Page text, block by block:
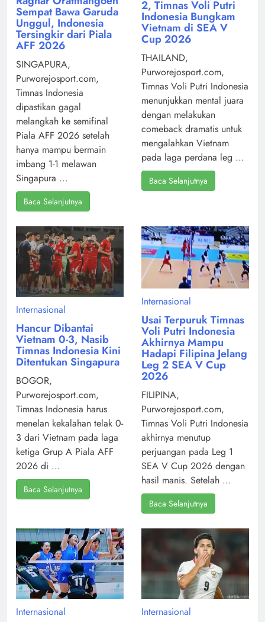
Sempat Bawa Garuda
Unggul, Indonesia
Tersingkir dari Piala
AFF 2026
SINGAPURA,
Purworejosport.com,
Timnas Indonesia
dipastikan gagal
melangkah ke semifinal
Piala AFF 2026 setelah
hanya mampu bermain
imbang 1-1 melawan
Singapura ...
Baca Selanjutnya
2, Timnas Voli Putri
Indonesia Bungkam
Vietnam di SEA V
Cup 2026
THAILAND,
Purworejosport.com,
Timnas Voli Putri Indonesia
menunjukkan mental juara
dengan melakukan
comeback dramatis untuk
mengalahkan Vietnam
pada laga perdana leg ...
Baca Selanjutnya
Internasional
Hancur Dibantai
Vietnam 0-3, Nasib
Timnas Indonesia Kini
Ditentukan Singapura
BOGOR,
Purworejosport.com,
Timnas Indonesia harus
menelan kekalahan telak 0-
3 dari Vietnam pada laga
ketiga Grup A Piala AFF
2026 di ...
Baca Selanjutnya
Internasional
Usai Terpuruk Timnas
Voli Putri Indonesia
Akhirnya Mampu
Hadapi Filipina Jelang
Leg 2 SEA V Cup
2026
FILIPINA,
Purworejosport.com,
Timnas Voli Putri Indonesia
akhirnya menutup
perjuangan pada Leg 1
SEA V Cup 2026 dengan
hasil manis. Setelah ...
Baca Selanjutnya
Internasional Internasional